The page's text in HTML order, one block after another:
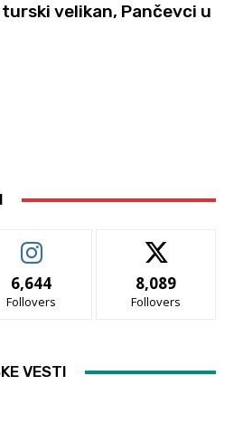
turski velikan, Pančevci u
6,644
Follovers
8,089
Follovers
VESTI